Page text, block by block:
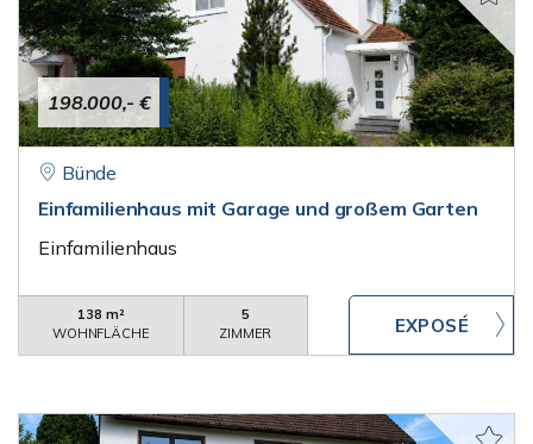
198.000,- €
Bünde
Einfamilienhaus mit Garage und großem Garten
Einfamilienhaus
138 m²
WOHNFLÄCHE
5
ZIMMER